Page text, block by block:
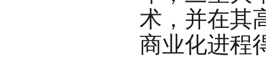
术，并在其
商业化进程